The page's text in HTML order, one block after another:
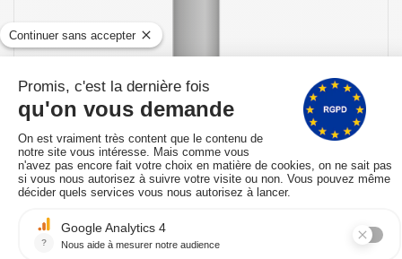
ELÉMENT DROIT 95 CM NOIR POUJOULAT PGI 80/130 REF.
37080705-9030